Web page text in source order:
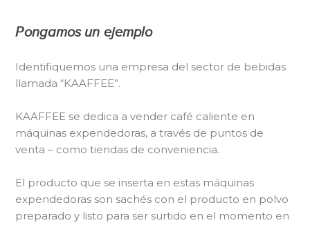
Pongamos un ejemplo
Identifiquemos una empresa del sector de bebidas
llamada “KAAFFEE”.
KAAFFEE se dedica a vender café caliente en
máquinas expendedoras, a través de puntos de
venta – como tiendas de conveniencia.
El producto que se inserta en estas máquinas
expendedoras son sachés con el producto en polvo
preparado y listo para ser surtido en el momento en